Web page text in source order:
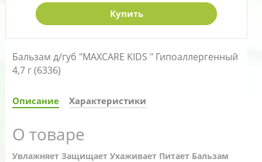
Купить
Бальзам д/губ "MAXCARE KIDS " Гипоаллергенный
4,7 г (6336)
Описание Характеристики
О товаре
Увлажняет Защищает Ухаживает Питает Бальзам